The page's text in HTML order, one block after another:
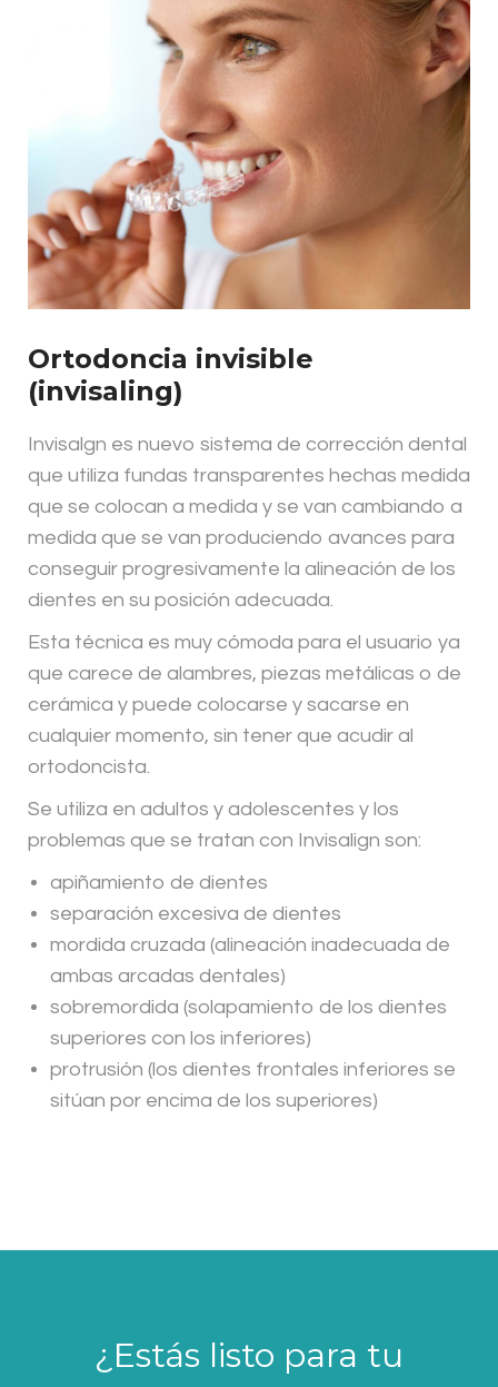
Ortodoncia invisible
(invisaling)
Invisalgn es nuevo sistema de corrección dental
que utiliza fundas transparentes hechas medida
que se colocan a medida y se van cambiando a
medida que se van produciendo avances para
conseguir progresivamente la alineación de los
dientes en su posición adecuada.
Esta técnica es muy cómoda para el usuario ya
que carece de alambres, piezas metálicas o de
cerámica y puede colocarse y sacarse en
cualquier momento, sin tener que acudir al
ortodoncista.
Se utiliza en adultos y adolescentes y los
problemas que se tratan con Invisalign son:
apiñamiento de dientes
separación excesiva de dientes
mordida cruzada (alineación inadecuada de
ambas arcadas dentales)
sobremordida (solapamiento de los dientes
superiores con los inferiores)
protrusión (los dientes frontales inferiores se
sitúan por encima de los superiores)
¿Estás listo para tu